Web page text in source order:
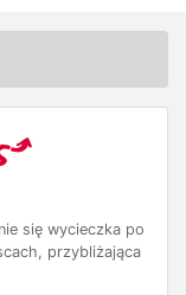
się wycieczka po
przybliżająca